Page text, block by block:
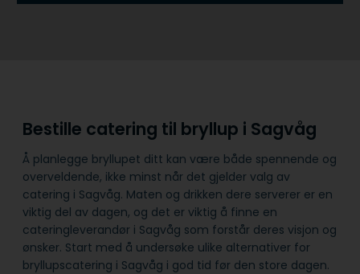
Bestille catering til bryllup i Sagvåg
Å planlegge bryllupet ditt kan være både spennende og
overveldende, ikke minst når det gjelder valg av
catering i Sagvåg. Maten og drikken dere serverer er en
viktig del av dagen, og det er viktig å finne en
cateringleverandør i Sagvåg som forstår deres visjon og
ønsker. Start med å undersøke ulike alternativer for
bryllupscatering i Sagvåg i god tid før den store dagen.